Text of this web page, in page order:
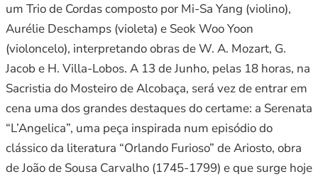
um Trio de Cordas composto por Mi-Sa Yang (violino),
Aurélie Deschamps (violeta) e Seok Woo Yoon
(violoncelo), interpretando obras de W. A. Mozart, G.
Jacob e H. Villa-Lobos. A 13 de Junho, pelas 18 horas, na
Sacristia do Mosteiro de Alcobaça, será vez de entrar em
cena uma dos grandes destaques do certame: a Serenata
“L’Angelica”, uma peça inspirada num episódio do
clássico da literatura “Orlando Furioso” de Ariosto, obra
de João de Sousa Carvalho (1745-1799) e que surge hoje